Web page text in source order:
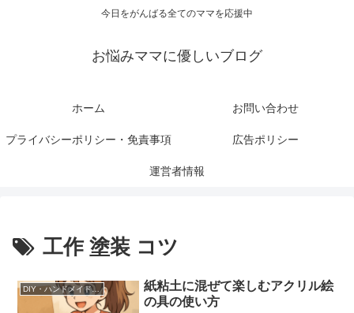
今日をがんばる全てのママを応援中
お悩みママに優しいブログ
ホーム お問い合わせ
プライバシーポリシー・免責事項 広告ポリシー
運営者情報
工作 塗装 コツ
DIY・ハンドメイド・インテリア
紙粘土に混ぜて楽しむアクリル絵
の具の使い方